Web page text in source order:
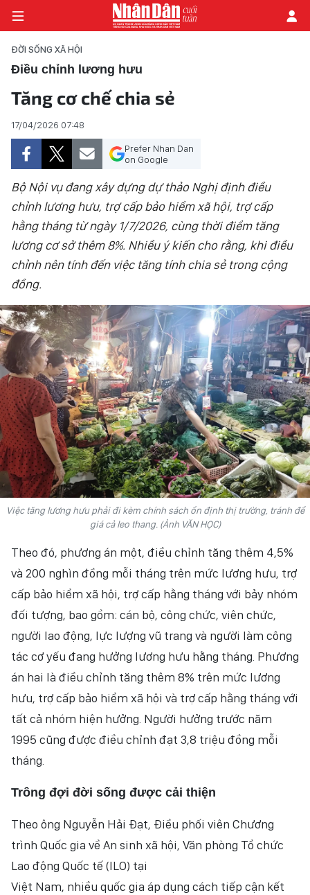
TRANG CHỦ
THỜI SỰ - CHÍNH TRỊ
E-MAGAZINE
GÓC NHÌN KINH TẾ
CHUYÊN ĐỀ
ĐỜI SỐNG XÃ HỘI
PHÓNG SỰ
HỒN VIỆT
SỨC SỐNG VIỆT
THỂ THAO
ĐỜI SỐNG VĂN HÓA
VĂN NGHỆ
QUỐC TẾ
NHỊP SỐNG THỜI ĐẠI
AN NINH - XÃ HỘI
KHOA HỌC - GIÁO DỤC
NHÂN DÂN ĐIỆN TỬ
NHÂN DÂN HẰNG THÁNG
BÁO THỜI NAY
ĐỜI SỐNG XÃ HỘI
Điều chỉnh lương hưu
Tăng cơ chế chia sẻ
17/04/2026 07:48
Prefer Nhan Dan
on Google
Bộ Nội vụ đang xây dựng dự thảo Nghị định điều
chỉnh lương hưu, trợ cấp bảo hiểm xã hội, trợ cấp
hằng tháng từ ngày 1/7/2026, cùng thời điểm tăng
lương cơ sở thêm 8%. Nhiều ý kiến cho rằng, khi điều
chỉnh nên tính đến việc tăng tính chia sẻ trong cộng
đồng.
Việc tăng lương hưu phải đi kèm chính sách ổn định thị trường, tránh để
giá cả leo thang. (Ảnh VĂN HỌC)
Theo đó, phương án một, điều chỉnh tăng thêm 4,5%
và 200 nghìn đồng mỗi tháng trên mức lương hưu, trợ
cấp bảo hiểm xã hội, trợ cấp hằng tháng với bảy nhóm
đối tượng, bao gồm: cán bộ, công chức, viên chức,
người lao động, lực lượng vũ trang và người làm công
tác cơ yếu đang hưởng lương hưu hằng tháng. Phương
án hai là điều chỉnh tăng thêm 8% trên mức lương
hưu, trợ cấp bảo hiểm xã hội và trợ cấp hằng tháng với
tất cả nhóm hiện hưởng. Người hưởng trước năm
1995 cũng được điều chỉnh đạt 3,8 triệu đồng mỗi
tháng.
Trông đợi đời sống được cải thiện
Theo ông Nguyễn Hải Đạt, Điều phối viên Chương
trình Quốc gia về An sinh xã hội, Văn phòng Tổ chức
Lao động Quốc tế (ILO) tại
Việt Nam, nhiều quốc gia áp dụng cách tiếp cận kết